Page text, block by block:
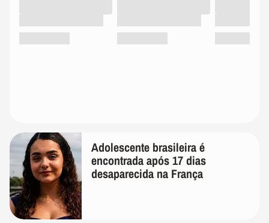
Adolescente brasileira é
encontrada após 17 dias
desaparecida na França